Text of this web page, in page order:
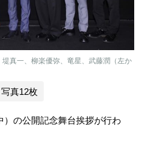
真一、柳楽優弥、竜星、武藤潤（左か
写真12枚
の公開記念舞台挨拶が行わ